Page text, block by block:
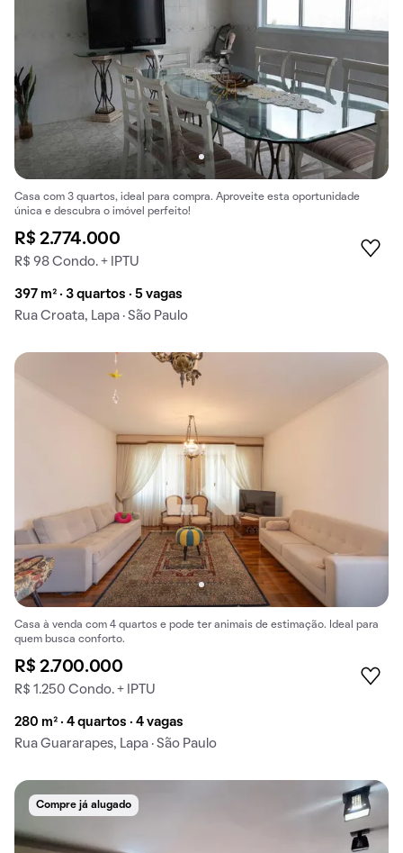
Casa com 3 quartos, ideal para compra. Aproveite esta oportunidade
única e descubra o imóvel perfeito!
R$ 2.774.000
R$ 98 Condo. + IPTU
397 m² · 3 quartos · 5 vagas
Rua Croata, Lapa · São Paulo
Casa à venda com 4 quartos e pode ter animais de estimação. Ideal para
quem busca conforto.
R$ 2.700.000
R$ 1.250 Condo. + IPTU
280 m² · 4 quartos · 4 vagas
Rua Guararapes, Lapa · São Paulo
Compre já alugado